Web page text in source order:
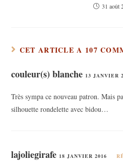
31 août
CET ARTICLE A 107
couleur(s) blanche 13 JANVIER
Très sympa ce nouveau patron. Mais
silhouette rondelette avec bidou…
lajoliegirafe 18 JANVIER 2016